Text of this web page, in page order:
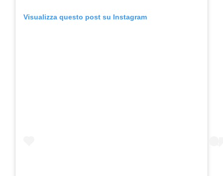
Visualizza questo post su Instagram